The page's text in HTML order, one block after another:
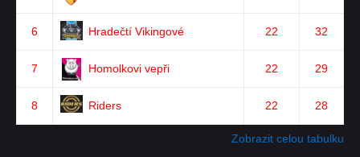
6 Hradečtí Vikingové 22 32
7 Homolkovi vepři 22 29
8 Riders 22 28
Zobrazit celou tabulku